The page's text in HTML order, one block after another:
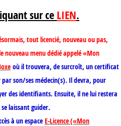
sur ce LIEN.
tout licencié, nouveau ou pas,
nouveau menu dédié appelé «Mon
où il trouvera, de surcroît, un certificat
son/ses médecin(s). Il devra, pour
des identifiants. Ensuite, il ne lui restera
laissant guider.
à un espace E-Licence («Mon